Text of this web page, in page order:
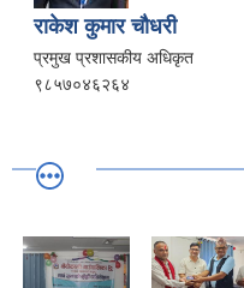
राकेश कुमार चौधरी
प्रमुख प्रशासकीय अधिकृत
९८५७०४६२६४